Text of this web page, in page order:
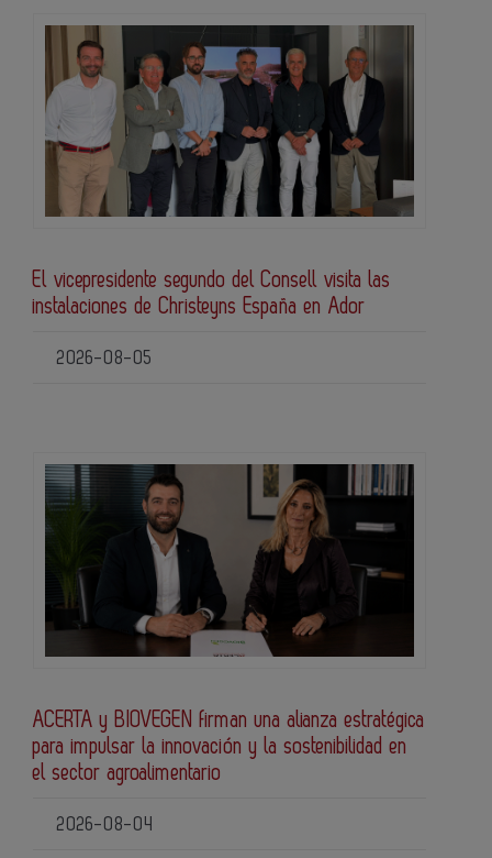
El vicepresidente segundo del Consell visita las
instalaciones de Christeyns España en Ador
2026-08-05
ACERTA y BIOVEGEN firman una alianza estratégica
para impulsar la innovación y la sostenibilidad en
el sector agroalimentario
2026-08-04